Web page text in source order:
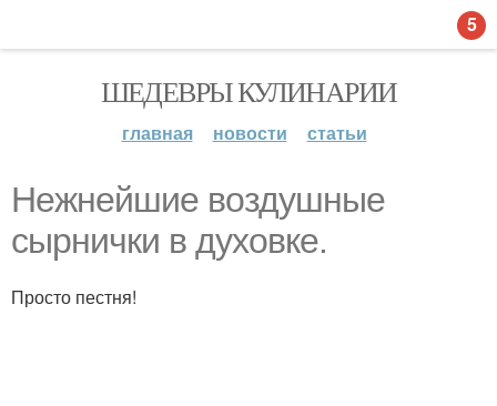
ШЕДЕВРЫ КУЛИНАРИИ
главная новости статьи
Нежнейшие воздушные
сырнички в духовке.
Просто пестня!
5